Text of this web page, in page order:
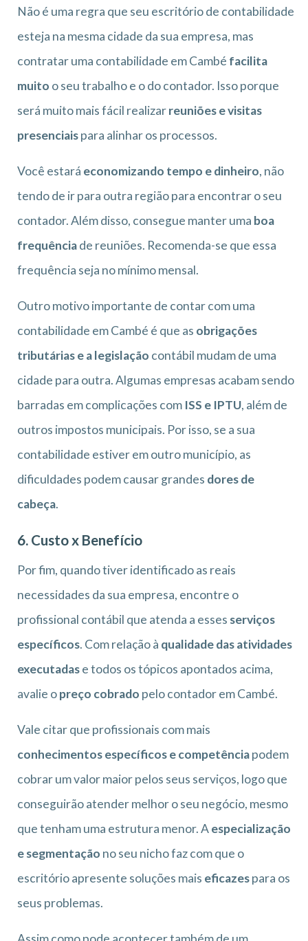
Não é uma regra que seu escritório de contabilidade
esteja na mesma cidade da sua empresa, mas
contratar uma contabilidade em Cambé facilita
muito o seu trabalho e o do contador. Isso porque
será muito mais fácil realizarreuniões e visitas
presenciaispara alinhar os processos.
Você estará economizando tempo e dinheiro, não
tendo de ir para outra região para encontrar o seu
contador. Além disso, consegue manter uma boa
frequênciade reuniões. Recomenda-se que essa
frequência seja no mínimo mensal.
Outro motivo importante de contar com uma
contabilidade em Cambé é que as obrigações
tributárias e a legislação contábil mudam de uma
cidade para outra. Algumas empresas acabam sendo
barradas em complicações com ISS e IPTU, além de
outros impostos municipais. Por isso, se a sua
contabilidade estiver em outro município, as
dificuldades podem causar grandes dores de
cabeça.
6. Custo x Benefício
Por fim, quando tiver identificado as reais
necessidades da sua empresa, encontre o
profissional contábil que atenda a esses serviços
específicos. Com relação à qualidade das atividades
executadase todos os tópicos apontados acima,
avalie opreço cobrado pelo contador em Cambé.
Vale citar que profissionais com mais
conhecimentos específicos e competênciapodem
cobrar um valor maior pelos seus serviços, logo que
conseguirão atender melhor o seu negócio, mesmo
que tenham uma estrutura menor. Aespecialização
e segmentação no seu nicho faz com que o
escritório apresente soluções mais eficazespara os
seus problemas.